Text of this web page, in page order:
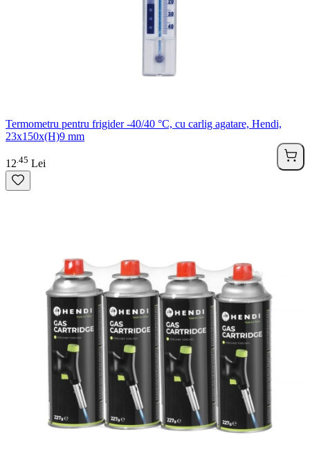
Termometru pentru frigider -40/40 °C, cu carlig agatare, Hendi,
23x150x(H)9 mm
12 45 Lei